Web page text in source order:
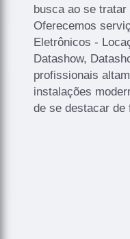
busca ao se
Oferecemos
Eletrônicos -
Datashow,
profissionais
instalações
de se destacar de